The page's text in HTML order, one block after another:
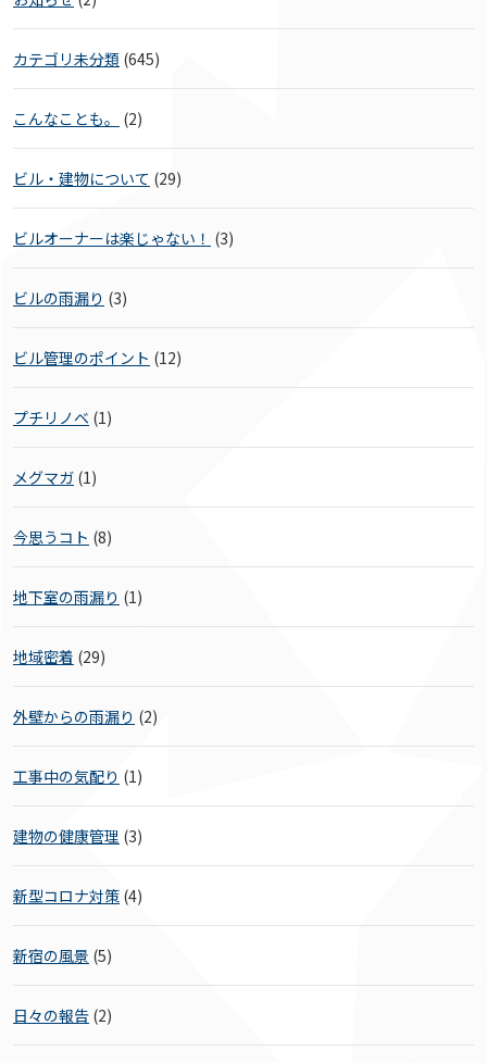
カテゴリ未分類 (645)
こんなことも。 (2)
ビル・建物について (29)
ビルオーナーは楽じゃない！ (3)
ビルの雨漏り (3)
ビル管理のポイント (12)
プチリノベ (1)
メグマガ (1)
今思うコト (8)
地下室の雨漏り (1)
地域密着 (29)
外壁からの雨漏り (2)
工事中の気配り (1)
建物の健康管理 (3)
新型コロナ対策 (4)
新宿の風景 (5)
日々の報告 (2)